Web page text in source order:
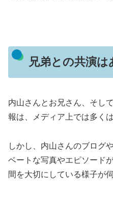
兄弟との共演は
内山さんとお兄さん、そし
報は、メディア上では多く
しかし、内山さんのブログ
ベートな写真やエピソード
間を大切にしている様子が伺